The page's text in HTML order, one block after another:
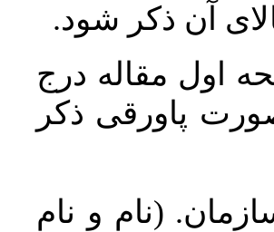
آن ذکر شود.
اول مقاله درج
پاورقی ذکر
(نام و نام